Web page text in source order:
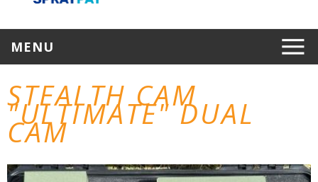
MENU
STEALTH CAM
"ULTIMATE" DUAL
CAM